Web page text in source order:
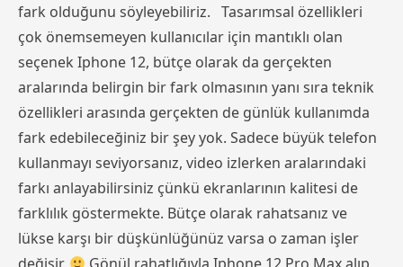
fark olduğunu söyleyebiliriz. Tasarımsal özellikleri
çok önemsemeyen kullanıcılar için mantıklı olan
seçenek Iphone 12, bütçe olarak da gerçekten
aralarında belirgin bir fark olmasının yanı sıra teknik
özellikleri arasında gerçekten de günlük kullanımda
fark edebileceğiniz bir şey yok. Sadece büyük telefon
kullanmayı seviyorsanız, video izlerken aralarındaki
farkı anlayabilirsiniz çünkü ekranlarının kalitesi de
farklılık göstermekte. Bütçe olarak rahatsanız ve
lükse karşı bir düşkünlüğünüz varsa o zaman işler